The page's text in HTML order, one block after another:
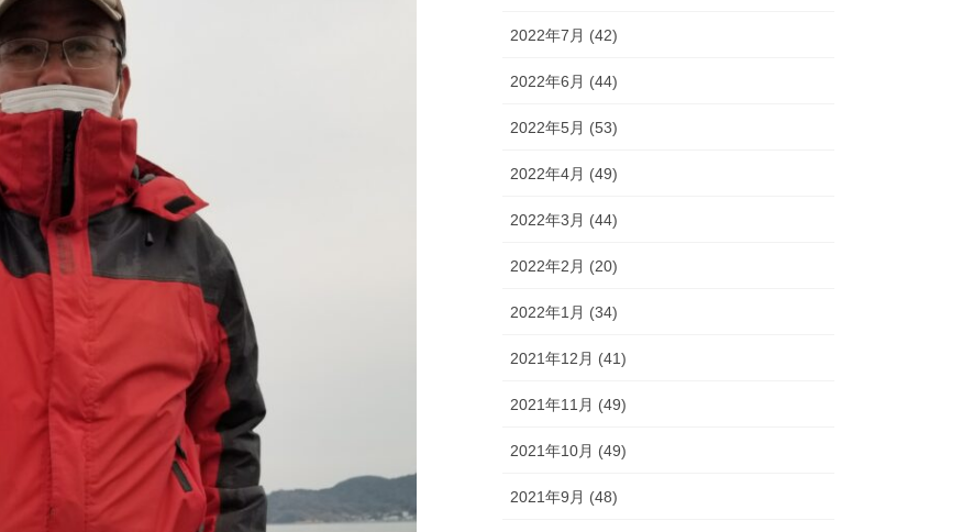
2022年7月 (42)
2022年6月 (44)
2022年5月 (53)
2022年4月 (49)
2022年3月 (44)
2022年2月 (20)
2022年1月 (34)
2021年12月 (41)
2021年11月 (49)
2021年10月 (49)
2021年9月 (48)